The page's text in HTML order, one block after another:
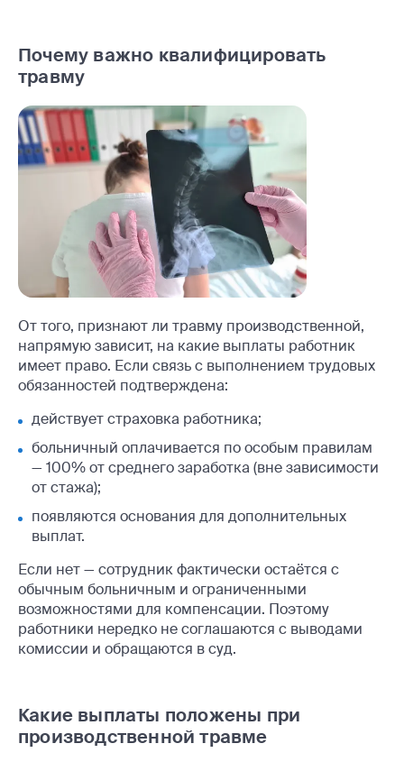
Почему важно квалифицировать
травму
От того, признают ли травму производственной,
напрямую зависит, на какие выплаты работник
имеет право. Если связь с выполнением трудовых
обязанностей подтверждена:
действует страховка работника;
больничный оплачивается по особым правилам
— 100% от среднего заработка (вне зависимости
от стажа);
появляются основания для дополнительных
выплат.
Если нет — сотрудник фактически остаётся с
обычным больничным и ограниченными
возможностями для компенсации. Поэтому
работники нередко не соглашаются с выводами
комиссии и обращаются в суд.
Какие выплаты положены при
производственной травме